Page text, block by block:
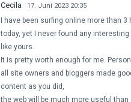
Cecila 17. Juni 2023 20:35
I have been surfing online more than 3
today, yet I never found any
like yours.
It is pretty worth enough for me.
all site owners and bloggers made
content as you did,
the web will be much more useful than